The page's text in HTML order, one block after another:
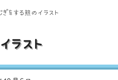
ぎをする熊のイラスト
ラスト